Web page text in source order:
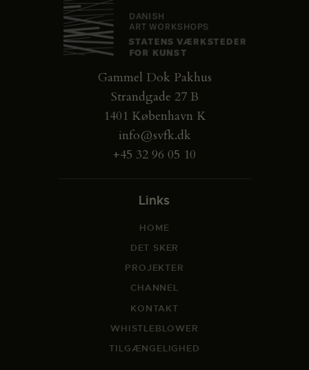
Gammel Dok Pakhus
Strandgade 27 B
1401 København K
info@svfk.dk
+45 32 96 05 10
Links
HOME
DET SKER
PROJEKTER
CHANNEL
KONTAKT
WHISTLEBLOWER
TILGÆNGELIGHED